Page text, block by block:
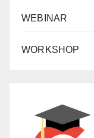
WEBINAR
WORKSHOP